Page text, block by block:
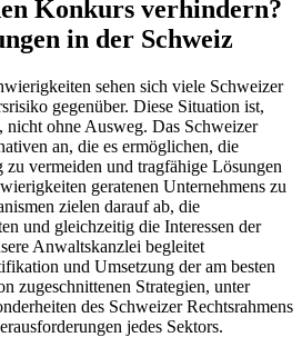
Konkurs verhindern?
in der Schweiz
sehen sich viele Schweizer
gegenüber. Diese Situation ist,
nicht ohne Ausweg. Das Schweizer
an, die es ermöglichen, die
vermeiden und tragfähige Lösungen
geratenen Unternehmens zu
zielen darauf ab, die
und gleichzeitig die Interessen der
Anwaltskanzlei begleitet
und Umsetzung der am besten
zugeschnittenen Strategien, unter
des Schweizer Rechtsrahmens
jedes Sektors.